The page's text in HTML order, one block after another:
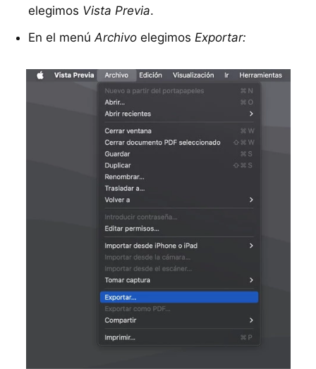
elegimos Vista Previa.
En el menúArchivo elegimos Exportar: